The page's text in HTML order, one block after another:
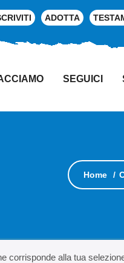
ADOTTA
SEGUICI
Home
corrisponde alla tua